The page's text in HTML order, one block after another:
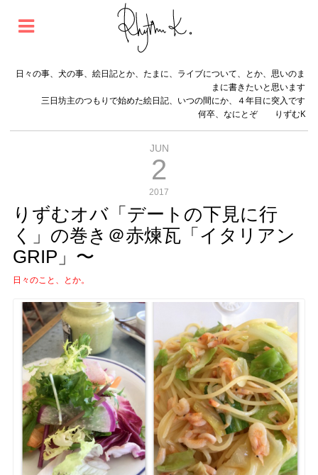
日々の事、犬の事、絵日記とか、たまに、ライブについて、とか、思いのま
まに書きたいと思います
三日坊主のつもりで始めた絵日記、いつの間にか、４年目に突入です
何卒、なにとぞ りずむK
JUN
2
2017
りずむオバ「デートの下見に行
く」の巻き＠赤煉瓦「イタリアン
GRIP」〜
日々のこと、とか。